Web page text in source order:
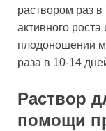
раствором раз
активного
плодоношении
раза в 10-14
Раствор
помощи